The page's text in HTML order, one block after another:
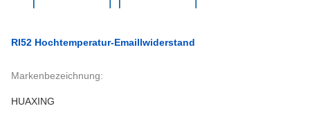
RI52 Hochtemperatur-Emaillwiderstand
Markenbezeichnung:
HUAXING